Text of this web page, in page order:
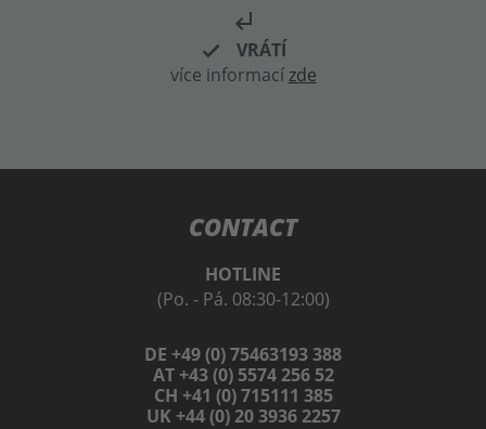
subdirectory_arrow_left
VRÁTÍ
více informacízde
CONTACT
HOTLINE
(Po. - Pá. 08:30-12:00)
DE +49 (0) 75463193 388
AT +43 (0) 5574 256 52
CH +41 (0) 715111 385
UK +44 (0) 20 3936 2257